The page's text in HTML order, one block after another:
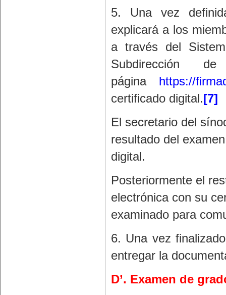
5. Una vez
explicará a los
a través del
página https://
certificado digital.[7]
El secretario del
resultado del
digital.
Posteriormente el
electrónica con su
examinado para
6. Una vez
entregar la
D’. Examen de